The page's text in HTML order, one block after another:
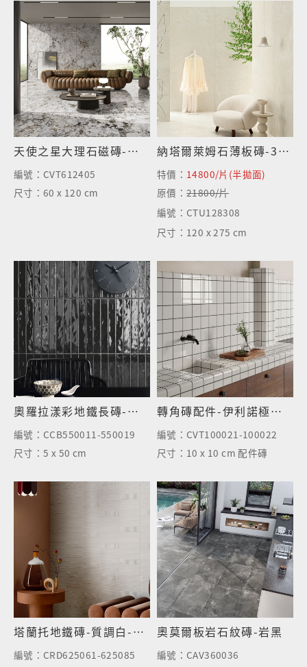
天使之星大理石磁磚-亮面
編號： CVT612405
尺寸：60 x 120 cm
納塔爾萊姆石薄板磚-3D半拋面
特價： 14800/片(半拋面)
原價：21800/片
編號： CTU128308
尺寸： 120 x 275 cm
奧羅拉漾彩地鐵長磚-夜幕黑
編號： CCB550011-550019
尺寸：5 x 50 cm
轉角磚配件-伊利諾極簡白
編號： CVT100021-100022
尺寸： 10 x 10 cm 配件磚
塔蘭托地鐵磚-質調白-霧面
編號： CRD625061-625085
奧莫爾板岩石紋磚-岩黑
編號： CAV360036